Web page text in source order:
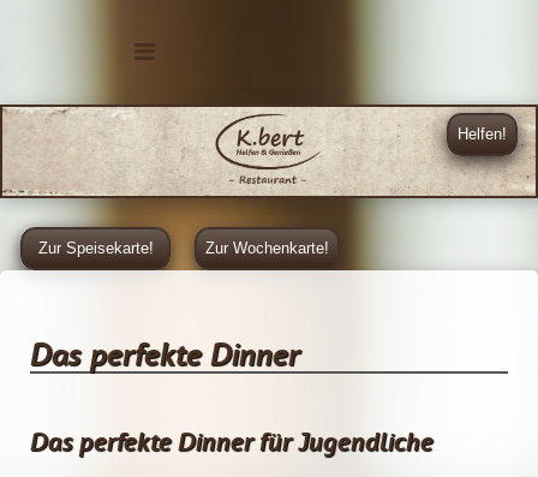
Helfen!
Zur Speisekarte! Zur Wochenkarte!
Das perfekte Dinner
Das perfekte Dinner für Jugendliche